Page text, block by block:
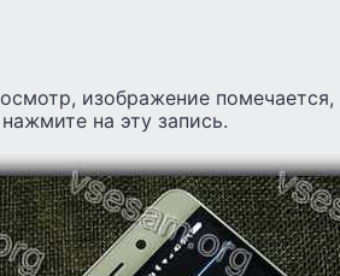
изображение
на эту запись.